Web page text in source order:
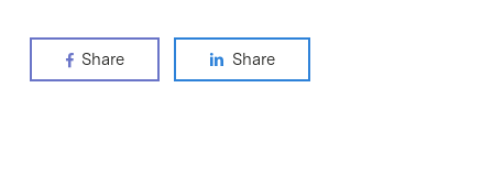
Share Share